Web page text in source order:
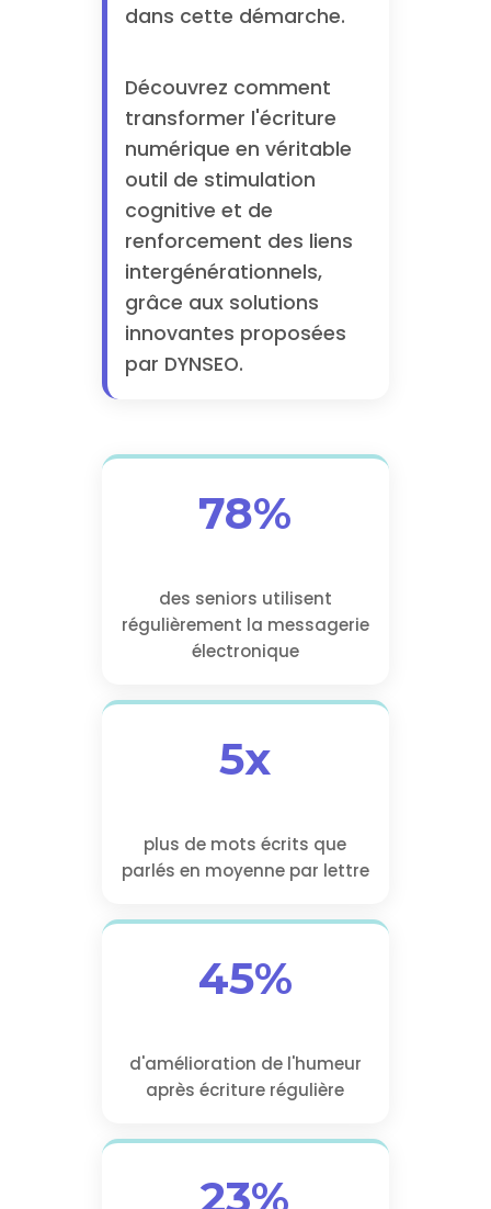
dans cette démarche.
Découvrez comment
transformer l'écriture
numérique en véritable
outil de stimulation
cognitive et de
renforcement des liens
intergénérationnels,
grâce aux solutions
innovantes proposées
par DYNSEO.
78%
des seniors utilisent
régulièrement la messagerie
électronique
5x
plus de mots écrits que
parlés en moyenne par lettre
45%
d'amélioration de l'humeur
après écriture régulière
23%